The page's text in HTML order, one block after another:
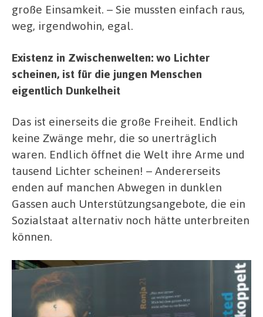
große Einsamkeit. – Sie mussten einfach raus,
weg, irgendwohin, egal.
Existenz in Zwischenwelten: wo Lichter
scheinen, ist für die jungen Menschen
eigentlich Dunkelheit
Das ist einerseits die große Freiheit. Endlich
keine Zwänge mehr, die so unerträglich
waren. Endlich öffnet die Welt ihre Arme und
tausend Lichter scheinen! – Andererseits
enden auf manchen Abwegen in dunklen
Gassen auch Unterstützungsangebote, die ein
Sozialstaat alternativ noch hätte unterbreiten
können.